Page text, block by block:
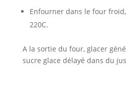
Enfourner dans le four
220C.
A la sortie du four, glacer
sucre glace délayé dans du